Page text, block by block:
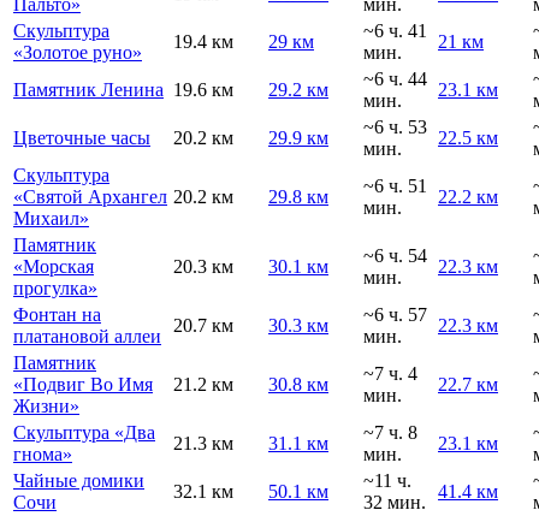
Скульптура
«Золотое руно»
19.4 км 29 км
~6 ч. 41
мин.
21 км
Памятник Ленина 19.6 км 29.2 км
~6 ч. 44
мин.
23.1 км
Цветочные часы
20.2 км 29.9 км
~6 ч. 53
мин.
22.5 км
Скульптура
«Святой Архангел
Михаил»
20.2 км 29.8 км
~6 ч. 51
мин.
22.2 км
Памятник
«Морская
прогулка»
20.3 км 30.1 км
~6 ч. 54
мин.
22.3 км
Фонтан на
платановой аллеи
20.7 км 30.3 км
~6 ч. 57
мин.
22.3 км
Памятник
«Подвиг Во Имя
Жизни»
21.2 км 30.8 км
~7 ч. 4
мин.
22.7 км
Скульптура «Два
гнома»
21.3 км 31.1 км
~7 ч. 8
мин.
23.1 км
Чайные домики
Сочи
32.1 км 50.1 км
~11 ч.
32 мин.
41.4 км